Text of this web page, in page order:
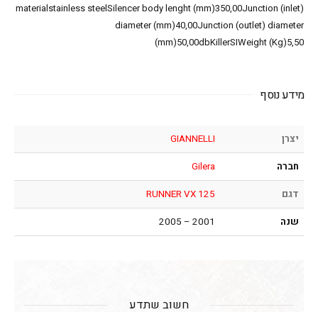
materialstainless steelSilencer body lenght (mm)350,00Junction (inlet)
diameter (mm)40,00Junction (outlet) diameter
(mm)50,00dbKillerSIWeight (Kg)5,50
מידע נוסף
יצרן
GIANNELLI
חברה
Gilera
דגם
RUNNER VX 125
שנה
2001 – 2005
חשוב שתדע